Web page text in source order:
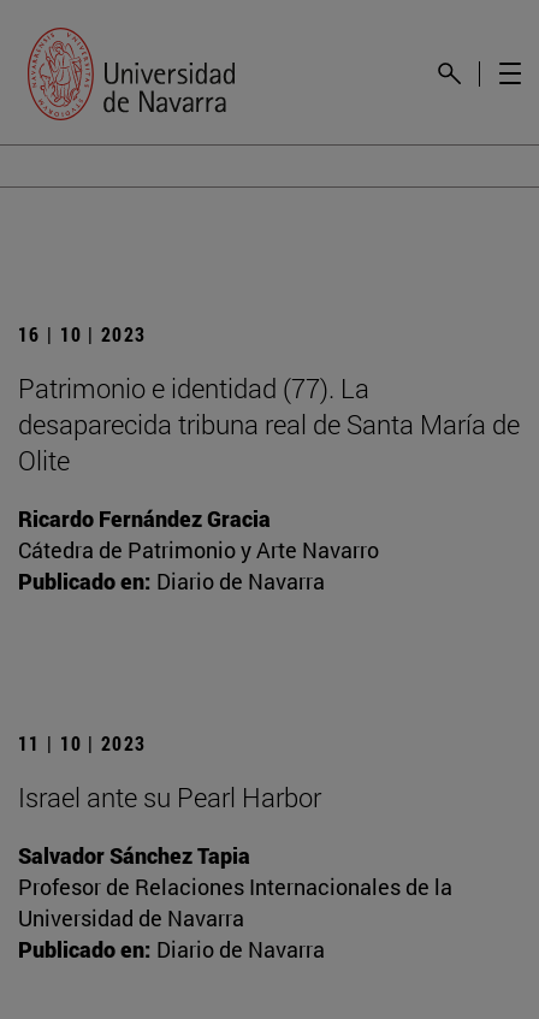
16 | 10 | 2023
Patrimonio e identidad (77). La
desaparecida tribuna real de Santa María de
Olite
Ricardo Fernández Gracia
Cátedra de Patrimonio y Arte Navarro
Publicado en: Diario de Navarra
11 | 10 | 2023
Israel ante su Pearl Harbor
Salvador Sánchez Tapia
Profesor de Relaciones Internacionales de la
Universidad de Navarra
Publicado en: Diario de Navarra